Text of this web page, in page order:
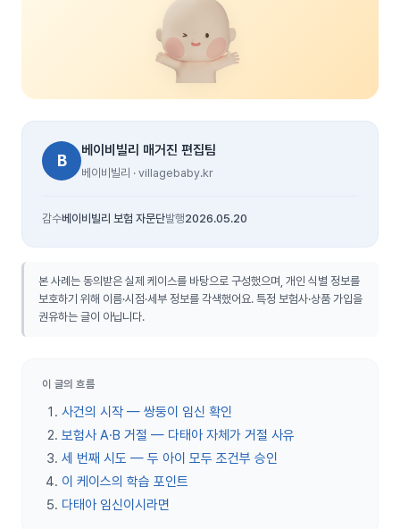
B
베이비빌리 매거진 편집팀
베이비빌리 · villagebaby.kr
감수베이비빌리 보험 자문단발행2026.05.20
본 사례는 동의받은 실제 케이스를 바탕으로 구성했으며, 개인 식별 정보를
보호하기 위해 이름·시점·세부 정보를 각색했어요. 특정 보험사·상품 가입을
권유하는 글이 아닙니다.
이 글의 흐름
사건의 시작 — 쌍둥이 임신 확인
보험사 A·B 거절 — 다태아 자체가 거절 사유
세 번째 시도 — 두 아이 모두 조건부 승인
이 케이스의 학습 포인트
다태아 임신이시라면